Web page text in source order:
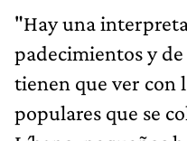
"Hay una
padecimientos y
tienen que ver con
populares que se